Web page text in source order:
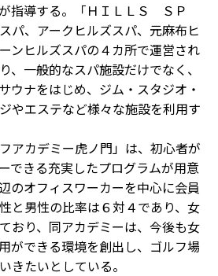
指導する。「ＨＩＬＬＳ ＳＰ
パ、アークヒルズスパ、元麻布ヒ
ンヒルズスパの４カ所で運営され
、一般的なスパ施設だけでなく、
ウナをはじめ、ジム・スタジオ・
やエステなど様々な施設を利用す
アカデミー虎ノ門」は、初心者が
できる充実したプログラムが用意
のオフィスワーカーを中心に会員
と男性の比率は６対４であり、女
おり、同アカデミーは、今後も女
ができる環境を創出し、ゴルフ場
きたいとしている。